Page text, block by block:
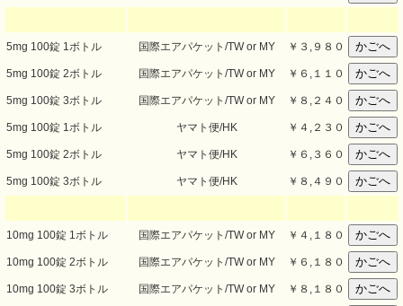
5mg 100錠 1ボトル 国際エアパケット/TW or MY ￥３,９８０
5mg 100錠 2ボトル 国際エアパケット/TW or MY ￥６,１１０
5mg 100錠 3ボトル 国際エアパケット/TW or MY ￥８,２４０
5mg 100錠 1ボトル ヤマト便/HK ￥４,２３０
5mg 100錠 2ボトル ヤマト便/HK ￥６,３６０
5mg 100錠 3ボトル ヤマト便/HK ￥８,４９０
10mg 100錠 1ボトル 国際エアパケット/TW or MY ￥４,１８０
10mg 100錠 2ボトル 国際エアパケット/TW or MY ￥６,１８０
10mg 100錠 3ボトル 国際エアパケット/TW or MY ￥８,１８０